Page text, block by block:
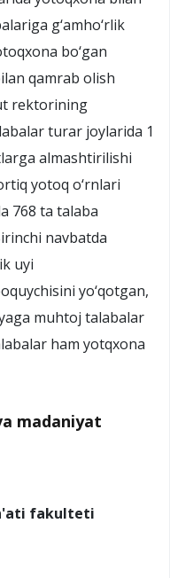
g‘amho‘rlik
bo‘gan
qamrab olish
rektorining
turar joylarida 1
almashtirilishi
yotoq o‘rnlari
768 ta talaba
navbatda
uyi
yo‘qotgan,
muhtoj talabalar
ham yotqxona
madaniyat
fakulteti